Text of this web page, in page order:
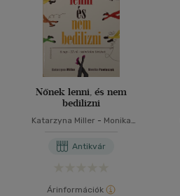
Nőnek lenni, és nem
bedilizni
Katarzyna Miller - Monika
Antikvár
Árinformációk